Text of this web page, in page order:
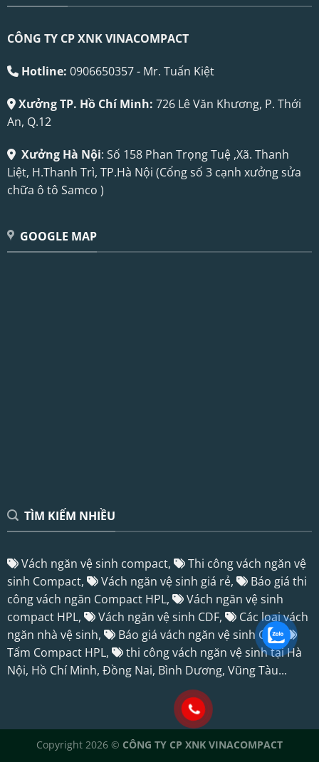
CÔNG TY CP XNK VINACOMPACT
Hotline: 0906650357 - Mr. Tuấn Kiệt
Xưởng TP. Hồ Chí Minh: 726 Lê Văn Khương, P. Thới
An, Q.12
Xưởng Hà Nội: Số 158 Phan Trọng Tuệ ,Xã. Thanh
Liệt, H.Thanh Trì, TP.Hà Nội (Cổng số 3 cạnh xưởng sửa
chữa ô tô Samco )
GOOGLE MAP
TÌM KIẾM NHIỀU
Vách ngăn vệ sinh compact,
Thi công vách ngăn vệ
sinh Compact,
Vách ngăn vệ sinh giá rẻ,
Báo giá thi
công vách ngăn Compact HPL,
Vách ngăn vệ sinh
compact HPL,
Vách ngăn vệ sinh CDF,
Các loại vách
ngăn nhà vệ sinh,
Báo giá vách ngăn vệ sinh CDF,
Tấm Compact HPL,
thi công vách ngăn vệ sinh tại Hà
Nội, Hồ Chí Minh, Đồng Nai, Bình Dương, Vũng Tàu...
Copyright 2026 © CÔNG TY CP XNK VINACOMPACT